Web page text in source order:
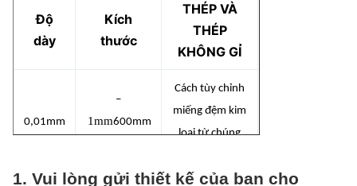
Độ
dày
Kích
thước
THÉP VÀ
THÉP
KHÔNG GỈ
0,01mm
–
1mm600mm
Cách tùy chỉnh
miếng đệm kim
loại từ chúng
1. Vui lòng gửi thiết kế của bạn cho